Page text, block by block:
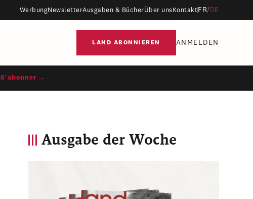
WerbungNewsletterAusgaben & BücherÜber uns Kontakt FR/ DE
LAND ABONNIEREN ANMELDEN
S'abonner →
Ausgabe der Woche